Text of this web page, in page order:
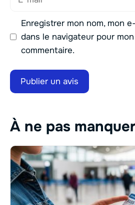
Enregistrer mon nom, mon
dans le navigateur pour
commentaire.
À ne pas manquer